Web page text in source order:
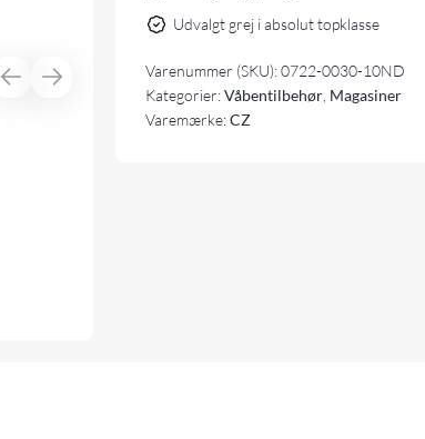
magasinUdvalgt grej i absolut topklasse
Varenummer (SKU):0722-0030-10ND
Kategorier:Våbentilbehør Magasiner
Varemærke:CZ